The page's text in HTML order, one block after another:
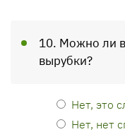
10. Можно ли
вырубки?
Нет, это
Нет, нет